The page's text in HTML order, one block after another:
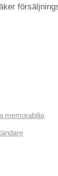
memorabilia